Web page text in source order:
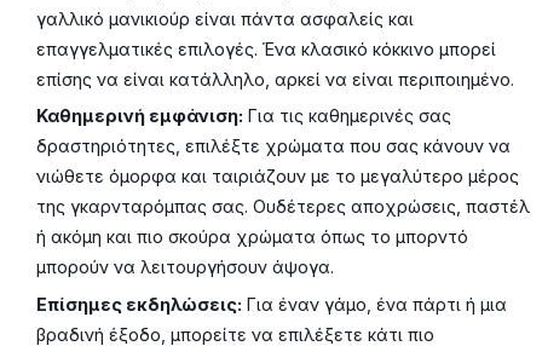
γαλλικό μανικιούρ είναι πάντα ασφαλείς και
επαγγελματικές επιλογές. Ένα κλασικό κόκκινο μπορεί
επίσης να είναι κατάλληλο, αρκεί να είναι περιποιημένο.
Καθημερινή εμφάνιση: Για τις καθημερινές σας
δραστηριότητες, επιλέξτε χρώματα που σας κάνουν να
νιώθετε όμορφα και ταιριάζουν με το μεγαλύτερο μέρος
της γκαρνταρόμπας σας. Ουδέτερες αποχρώσεις, παστέλ
ή ακόμη και πιο σκούρα χρώματα όπως το μπορντό
μπορούν να λειτουργήσουν άψογα.
Επίσημες εκδηλώσεις: Για έναν γάμο, ένα πάρτι ή μια
βραδινή έξοδο, μπορείτε να επιλέξετε κάτι πιο